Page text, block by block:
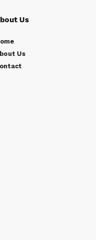
Us
Us